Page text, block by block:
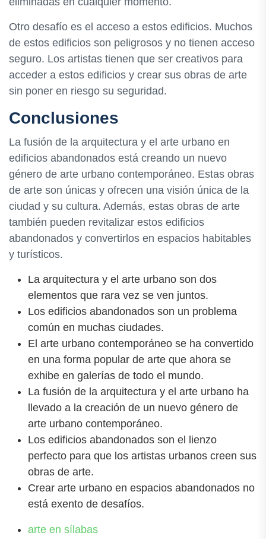
Otro desafío es el acceso a estos edificios. Muchos
de estos edificios son peligrosos y no tienen acceso
seguro. Los artistas tienen que ser creativos para
acceder a estos edificios y crear sus obras de arte
sin poner en riesgo su seguridad.
Conclusiones
La fusión de la arquitectura y el arte urbano en
edificios abandonados está creando un nuevo
género de arte urbano contemporáneo. Estas obras
de arte son únicas y ofrecen una visión única de la
ciudad y su cultura. Además, estas obras de arte
también pueden revitalizar estos edificios
abandonados y convertirlos en espacios habitables
y turísticos.
La arquitectura y el arte urbano son dos
elementos que rara vez se ven juntos.
Los edificios abandonados son un problema
común en muchas ciudades.
El arte urbano contemporáneo se ha convertido
en una forma popular de arte que ahora se
exhibe en galerías de todo el mundo.
La fusión de la arquitectura y el arte urbano ha
llevado a la creación de un nuevo género de
arte urbano contemporáneo.
Los edificios abandonados son el lienzo
perfecto para que los artistas urbanos creen sus
obras de arte.
Crear arte urbano en espacios abandonados no
está exento de desafíos.
arte en sílabas